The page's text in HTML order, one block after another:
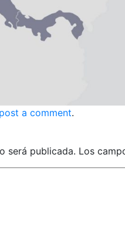
post a comment.
será publicada. Los